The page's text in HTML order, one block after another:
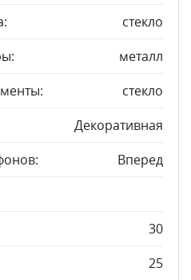
стекло
металл
стекло
Декоративная
Вперед
30
25